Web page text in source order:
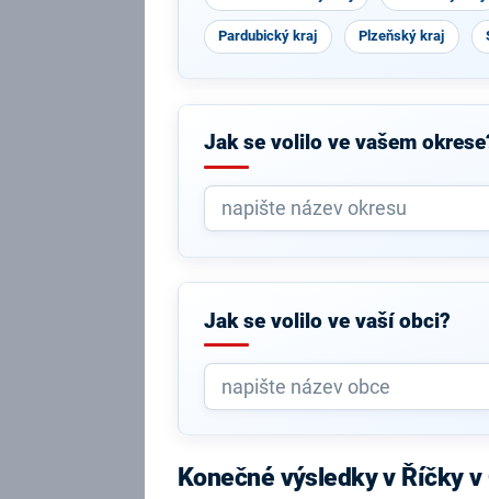
Pardubický kraj Plzeňský kraj
Jak se volilo ve vašem
Jak se volilo ve vaší obci?
Konečné výsledky v Říčky